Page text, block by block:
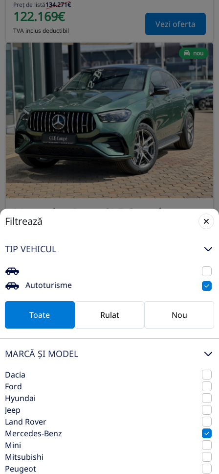
Preț de listă134.271€
122.169€
TVA inclus deductibil
Vezi oferta
nou
Mercedes-Benz GLE Coupé
Benzina
Preț de listă 130.183€
121.711€ Vezi oferta
rulat
Mercedes-Benz GLE Coupé 350 de
Filtrează
TIP VEHICUL
Autoturisme
Toate Rulat Nou
MARCĂ ȘI MODEL
Dacia
Ford
Hyundai
Jeep
Land Rover
Mercedes-Benz
Mini
Mitsubishi
Peugeot